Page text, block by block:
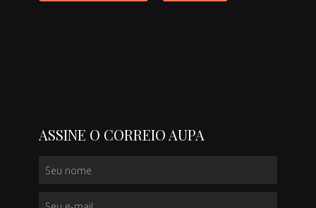
ASSINE O CORREIO AUPA